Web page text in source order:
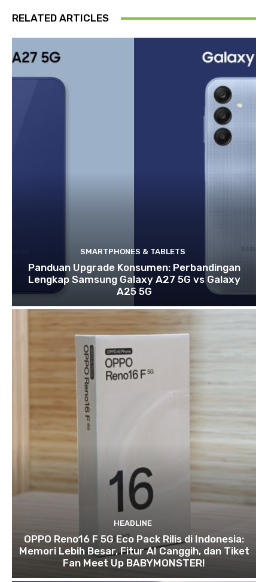
RELATED ARTICLES
SMARTPHONES & TABLETS
Panduan Upgrade Konsumen: Perbandingan
Lengkap Samsung Galaxy A27 5G vs Galaxy
A25 5G
HEADLINE
OPPO Reno16 F 5G Eco Pack Rilis di Indonesia:
Memori Lebih Besar, Fitur AI Canggih, dan Tiket
Fan Meet Up BABYMONSTER!